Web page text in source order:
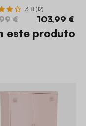
3.8 (12)
€ 103,99 €
este produto